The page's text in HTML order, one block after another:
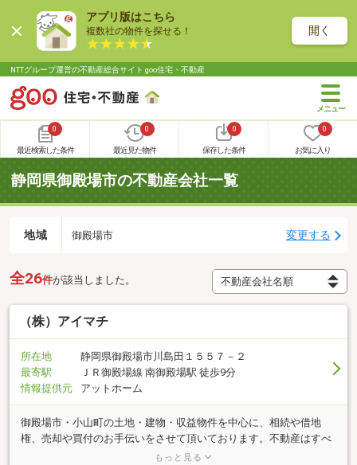
アプリ版はこちら
複数社の物件を探せる！ 開く
NTTグループ運営の不動産総合サイト goo住宅・不動産
0
最近検索した条件
0
最近見た物件
0
保存した条件
0
お気に入り
静岡県御殿場市の不動産会社一覧
地域 御殿場市 変更する
全26件が該当しました。
（株）アイマチ
所在地
静岡県御殿場市川島田１５５７－２
最寄駅
ＪＲ御殿場線 南御殿場駅 徒歩9分
情報提供元
アットホーム
御殿場市・小山町の土地・建物・収益物件を中心に、相続や借地
権、売却や買付のお手伝いをさせて頂いております。不動産はすべ
ての方にとって、とても大切な資産であり、先祖からの引継ぎもの
もっと見る